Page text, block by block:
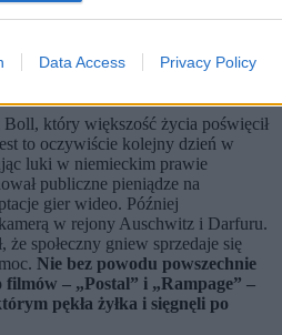
Data Access Privacy Policy
który większość życia poświęcił
to oczywiście kolejny dzień w
luki w niemieckim prawie
publiczne pieniądze na
gier wideo. Później
w rejony Auschwitz i Darfuru.
że społeczny gniew sprzedaje się
Nie bez powodu powszechnie
filmów – „Postal” i „Rampage” –
pękła żyłka i sięgnęli po